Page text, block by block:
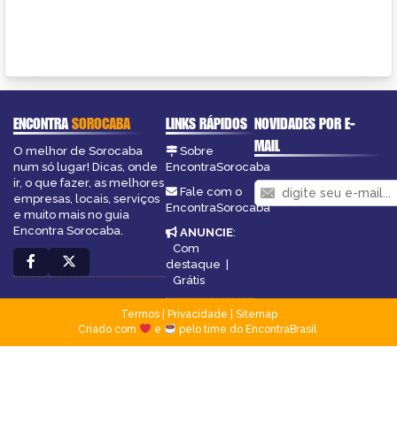
ENCONTRASOROCABA
O melhor de Sorocaba
num só lugar! Dicas, onde
ir, o que fazer, as melhores
empresas, locais, serviços
e muito mais no guia
Encontra Sorocaba.
LINKS RÁPIDOS
Sobre
EncontraSorocaba
Fale com o
EncontraSorocaba
ANUNCIE:
Com
destaque |
Grátis
NOVIDADES POR E-
MAIL
Termos| Privacidade
Sitemap
Criado com
e pelo time do EncontraBrasil